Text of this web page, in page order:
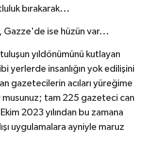
bırakarak...
Gazze'de ise hüzün var...
yıldönümünü kutlayan
yerlerde insanlığın yok edilişini
gazetecilerin acıları yüreğime
tam 225 gazeteci can
2023 yılından bu zamana
uygulamalara ayniyle maruz